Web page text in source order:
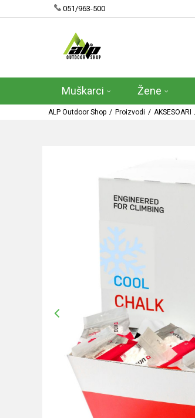
051/963-500
Muškarci Žene
ALP Outdoor Shop Proizvodi AKSESOARI